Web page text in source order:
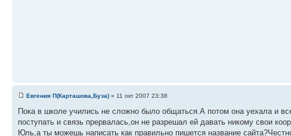
Евгения П(Карташова,Буза) » 11 окт 2007 23:38
Пока в школе учились не сложно было общаться.А потом она уехала и
поступать и связь прервалась,он не разрешал ей давать никому свои
Юль,а ты можешь написать как правильно пишется название